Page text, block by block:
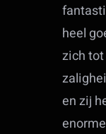
heel
zich
en zij